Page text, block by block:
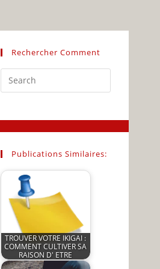
Rechercher Comment
Escape
close
the
Publications Similaires:
TROUVER VOTRE IKIGAI :
COMMENT CULTIVER SA
RAISON D' ETRE
by